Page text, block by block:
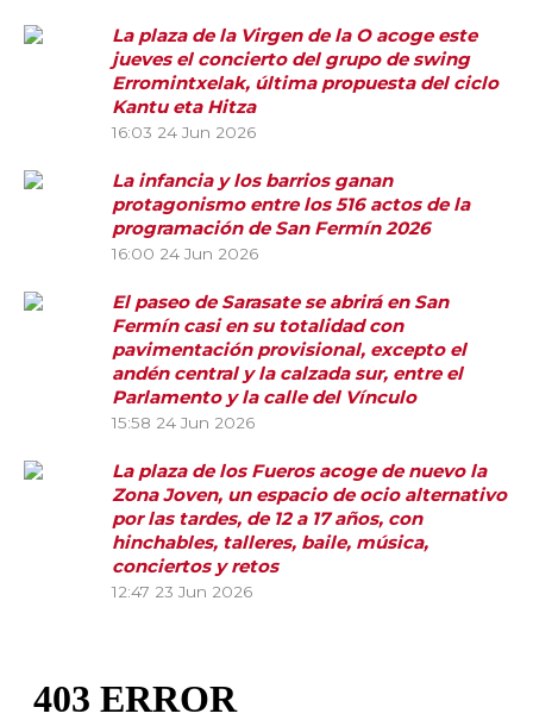
La plaza de la Virgen de la O acoge este
jueves el concierto del grupo de swing
Erromintxelak, última propuesta del ciclo
Kantu eta Hitza
16:03 24 Jun 2026
La infancia y los barrios ganan
protagonismo entre los 516 actos de la
programación de San Fermín 2026
16:00 24 Jun 2026
El paseo de Sarasate se abrirá en San
Fermín casi en su totalidad con
pavimentación provisional, excepto el
andén central y la calzada sur, entre el
Parlamento y la calle del Vínculo
15:58 24 Jun 2026
La plaza de los Fueros acoge de nuevo la
Zona Joven, un espacio de ocio alternativo
por las tardes, de 12 a 17 años, con
hinchables, talleres, baile, música,
conciertos y retos
12:47 23 Jun 2026